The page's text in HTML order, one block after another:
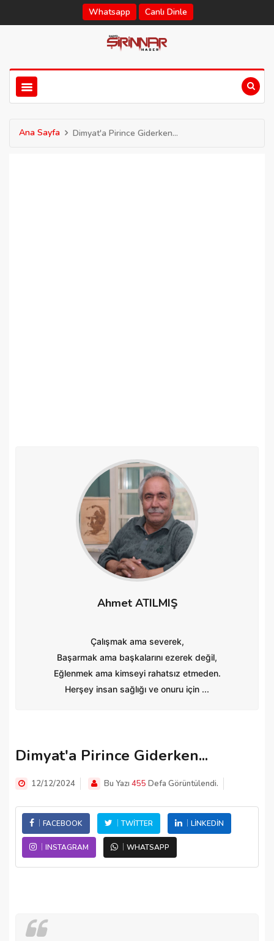
Whatsapp Canlı Dinle
Ana Sayfa Dimyat'a Pirince Giderken...
Ahmet ATILMIŞ
Çalışmak ama severek,
Başarmak ama başkalarını ezerek değil,
Eğlenmek ama kimseyi rahatsız etmeden.
Herşey insan sağlığı ve onuru için ...
Dimyat'a Pirince Giderken...
12/12/2024 Bu Yazı 455 Defa Görüntülendi.
FACEBOOK TWITTER LINKEDIN
INSTAGRAM WHATSAPP